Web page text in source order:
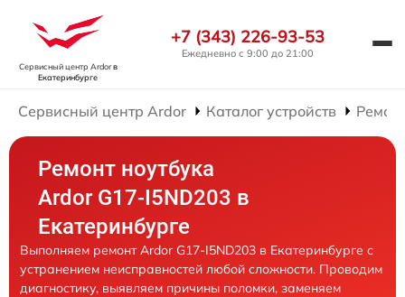
Сервисный центр Ardorв
Екатеринбурге
+7 (343) 226-93-53
Ежедневно с 9:00 до 21:00
Сервисный центр Ardor Каталог устройств
Ремонт ноутбука
Ardor G17-I5ND203 в
Екатеринбурге
Выполняем ремонт Ardor G17-I5ND203 в Екатеринбурге с
устранением неисправностей любой сложности. Проводим
диагностику, выявляем причины поломки, заменяем